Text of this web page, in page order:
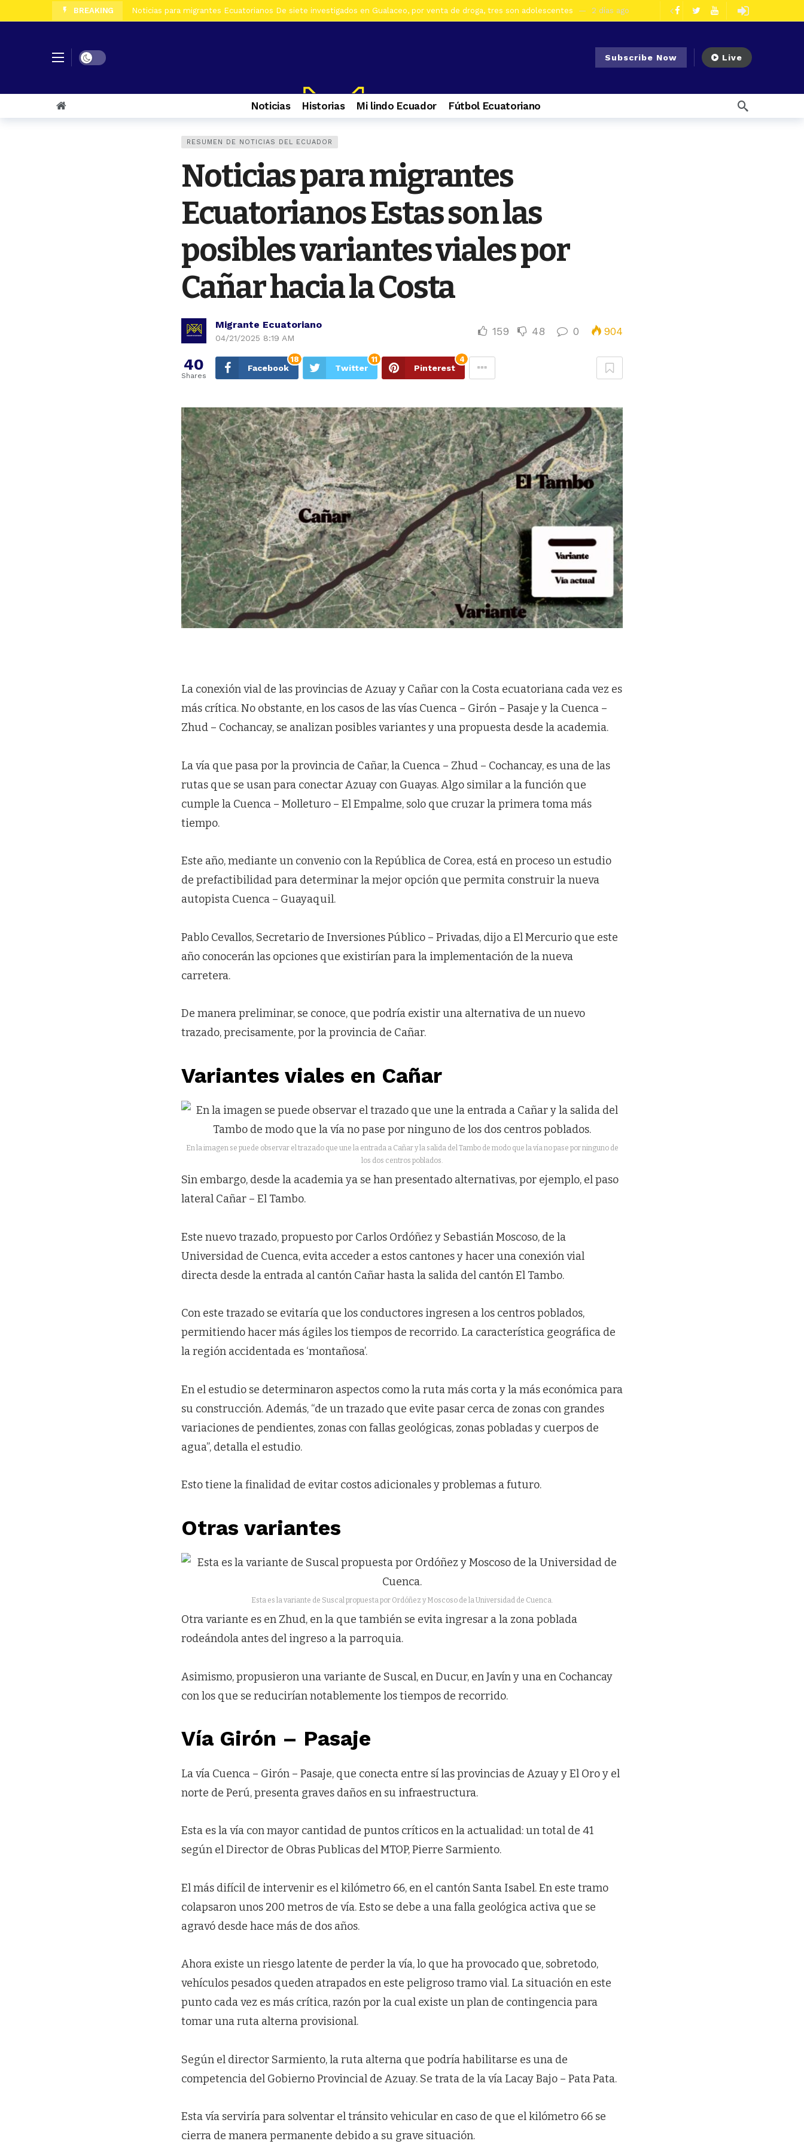
BREAKING Noticias para migrantes Ecuatorianos Al menos 7 heridos por accidente de tránsito en el ingreso a Zhiña, en la vía Cuenca – Loja
Noticias para migrantes Ecuatorianos Contactos de emergencia para quienes caminan a El Cisne
Noticias para migrantes Ecuatorianos Culminan mantenimiento de la Central Hidroeléctrica Mazar
Noticias para migrantes Ecuatorianos Prisión preventiva para alias ‘La Suli’ por tráfico de droga en Gualaceo
Dark mode Subscribe Now Live
Noticias Historias Mi lindo Ecuador Fútbol Ecuatoriano
RESUMEN DE NOTICIAS DEL ECUADOR
Noticias para migrantes
Ecuatorianos Estas son las
posibles variantes viales por
Cañar hacia la Costa
Migrante Ecuatoriano
04/21/2025 8:19 AM
159 48 0 904
40
Shares
Facebook
18
Twitter
11
Pinterest
4
La conexión vial de las provincias de Azuay y Cañar con la Costa ecuatoriana cada vez es
más crítica. No obstante, en los casos de las vías Cuenca – Girón – Pasaje y la Cuenca –
Zhud – Cochancay, se analizan posibles variantes y una propuesta desde la academia.
La vía que pasa por la provincia de Cañar, la Cuenca – Zhud – Cochancay, es una de las
rutas que se usan para conectar Azuay con Guayas. Algo similar a la función que
cumple la Cuenca – Molleturo – El Empalme, solo que cruzar la primera toma más
tiempo.
Este año, mediante un convenio con la República de Corea, está en proceso un estudio
de prefactibilidad para determinar la mejor opción que permita construir la nueva
autopista Cuenca – Guayaquil.
Pablo Cevallos, Secretario de Inversiones Público – Privadas, dijo a El Mercurio que este
año conocerán las opciones que existirían para la implementación de la nueva
carretera.
De manera preliminar, se conoce, que podría existir una alternativa de un nuevo
trazado, precisamente, por la provincia de Cañar.
Variantes viales en Cañar
En la imagen se puede observar el trazado que une la entrada a Cañar y la salida del Tambo de modo que la vía no pase por ninguno de
los dos centros poblados.
Sin embargo, desde la academia ya se han presentado alternativas, por ejemplo, el paso
lateral Cañar – El Tambo.
Este nuevo trazado, propuesto por Carlos Ordóñez y Sebastián Moscoso, de la
Universidad de Cuenca, evita acceder a estos cantones y hacer una conexión vial
directa desde la entrada al cantón Cañar hasta la salida del cantón El Tambo.
Con este trazado se evitaría que los conductores ingresen a los centros poblados,
permitiendo hacer más ágiles los tiempos de recorrido. La característica geográfica de
la región accidentada es ‘montañosa’.
En el estudio se determinaron aspectos como la ruta más corta y la más económica para
su construcción. Además, “de un trazado que evite pasar cerca de zonas con grandes
variaciones de pendientes, zonas con fallas geológicas, zonas pobladas y cuerpos de
agua”, detalla el estudio.
Esto tiene la finalidad de evitar costos adicionales y problemas a futuro.
Otras variantes
Esta es la variante de Suscal propuesta por Ordóñez y Moscoso de la Universidad de Cuenca.
Otra variante es en Zhud, en la que también se evita ingresar a la zona poblada
rodeándola antes del ingreso a la parroquia.
Asimismo, propusieron una variante de Suscal, en Ducur, en Javín y una en Cochancay
con los que se reducirían notablemente los tiempos de recorrido.
Vía Girón – Pasaje
La vía Cuenca – Girón – Pasaje, que conecta entre sí las provincias de Azuay y El Oro y el
norte de Perú, presenta graves daños en su infraestructura.
Esta es la vía con mayor cantidad de puntos críticos en la actualidad: un total de 41
según el Director de Obras Publicas del MTOP, Pierre Sarmiento.
El más difícil de intervenir es el kilómetro 66, en el cantón Santa Isabel. En este tramo
colapsaron unos 200 metros de vía. Esto se debe a una falla geológica activa que se
agravó desde hace más de dos años.
Ahora existe un riesgo latente de perder la vía, lo que ha provocado que, sobretodo,
vehículos pesados queden atrapados en este peligroso tramo vial. La situación en este
punto cada vez es más crítica, razón por la cual existe un plan de contingencia para
tomar una ruta alterna provisional.
Según el director Sarmiento, la ruta alterna que podría habilitarse es una de
competencia del Gobierno Provincial de Azuay. Se trata de la vía Lacay Bajo – Pata Pata.
Esta vía serviría para solventar el tránsito vehicular en caso de que el kilómetro 66 se
cierra de manera permanente debido a su grave situación.